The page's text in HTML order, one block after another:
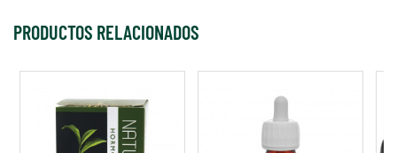
PRODUCTOS RELACIONADOS